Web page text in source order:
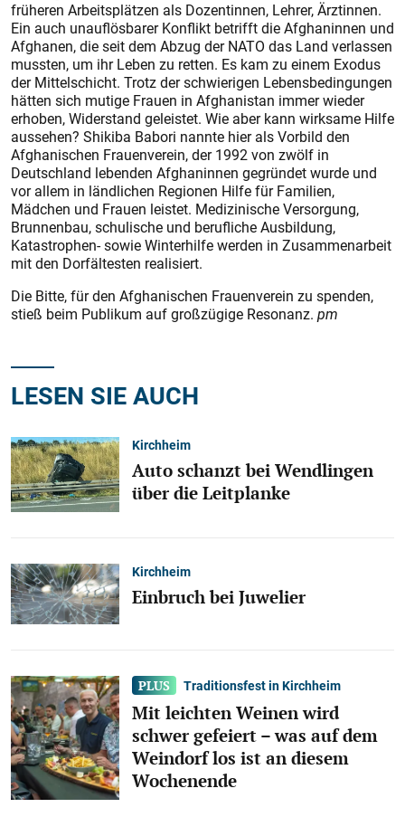
früheren Arbeitsplätzen als Dozentinnen, Lehrer, Ärztinnen.
Ein auch unauflösbarer Konflikt betrifft die Afghaninnen und
Afghanen, die seit dem Abzug der NATO das Land verlassen
mussten, um ihr Leben zu retten. Es kam zu einem Exodus
der Mittelschicht. Trotz der schwierigen Lebensbedingungen
hätten sich mutige Frauen in Afghanistan immer wieder
erhoben, Widerstand geleistet. Wie aber kann wirksame Hilfe
aussehen? Shikiba Babori nannte hier als Vorbild den
Afghanischen Frauenverein, der 1992 von zwölf in
Deutschland lebenden Afghaninnen gegründet wurde und
vor allem in ländlichen Regionen Hilfe für Familien,
Mädchen und Frauen leistet. Medizinische Versorgung,
Brunnenbau, schulische und berufliche Ausbildung,
Katastrophen- sowie Winterhilfe werden in Zusammenarbeit
mit den Dorfältesten realisiert.
Die Bitte, für den Afghanischen Frauenverein zu spenden,
stieß beim Publikum auf großzügige Resonanz. pm
LESEN SIE AUCH
Kirchheim
Auto schanzt bei Wendlingen
über die Leitplanke
Kirchheim
Einbruch bei Juwelier
Traditionsfest in Kirchheim
Mit leichten Weinen wird
schwer gefeiert – was auf dem
Weindorf los ist an diesem
Wochenende